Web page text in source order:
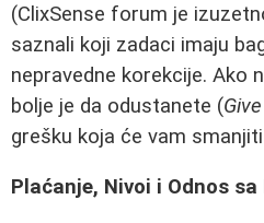
(ClixSense forum je
saznali koji zadaci imaju
nepravedne korekcije. Ako
bolje je da odustanete (
grešku koja će vam
Plaćanje, Nivoi i Odnos